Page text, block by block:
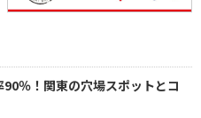
％！関東の穴場スポットとコ